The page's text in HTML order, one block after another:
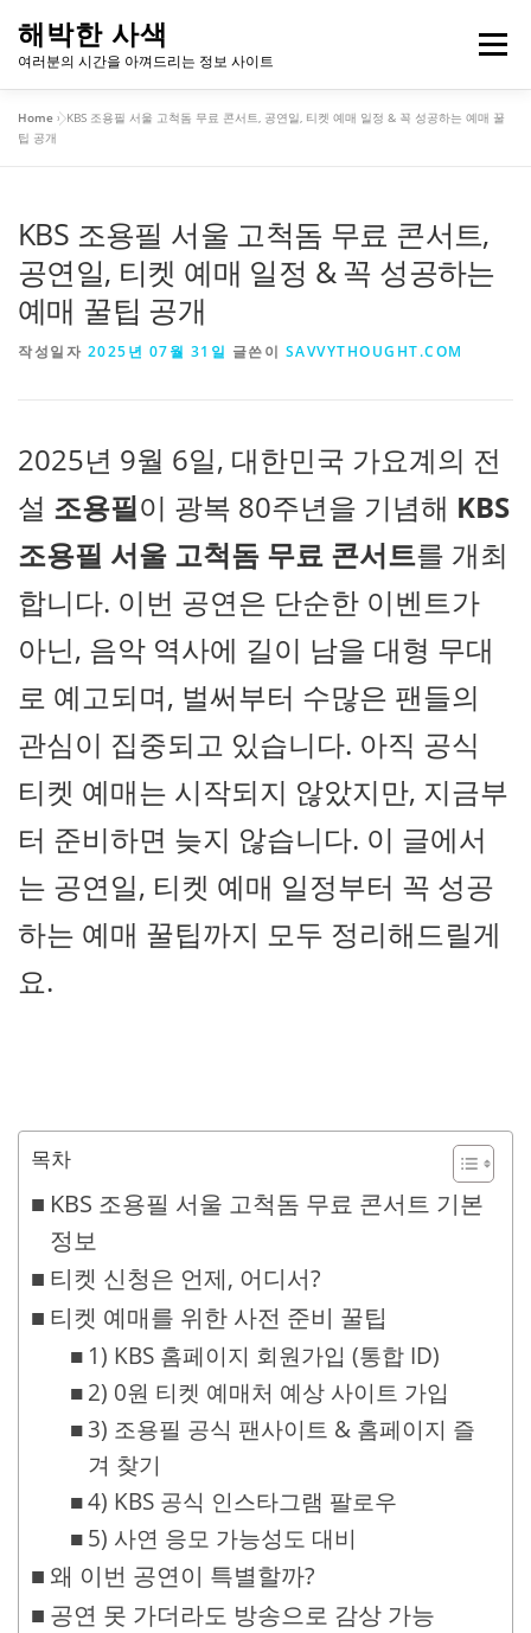
로
해박한 사색
여러분의 시간을 아껴드리는 정보 사이트
메뉴
개인정보처리방침
Home »KBS 조용필 서울 고척돔 무료 콘서트, 공연일, 티켓 예매 일정 & 꼭 성공하는 예매 꿀
팁 공개
KBS 조용필 서울 고척돔 무료 콘서트,
공연일, 티켓 예매 일정 & 꼭 성공하는
예매 꿀팁 공개
작성일자 2025년 07월 31일 글쓴이 SAVVYTHOUGHT.COM
2025년 9월 6일, 대한민국 가요계의 전
설 조용필이 광복 80주년을 기념해 KBS
조용필 서울 고척돔 무료 콘서트를 개최
합니다. 이번 공연은 단순한 이벤트가
아닌, 음악 역사에 길이 남을 대형 무대
로 예고되며, 벌써부터 수많은 팬들의
관심이 집중되고 있습니다. 아직 공식
티켓 예매는 시작되지 않았지만, 지금부
터 준비하면 늦지 않습니다. 이 글에서
는 공연일, 티켓 예매 일정부터 꼭 성공
하는 예매 꿀팁까지 모두 정리해드릴게
요.
목차
KBS 조용필 서울 고척돔 무료 콘서트 기본
정보
티켓 신청은 언제, 어디서?
티켓 예매를 위한 사전 준비 꿀팁
1) KBS 홈페이지 회원가입 (통합 ID)
2) 0원 티켓 예매처 예상 사이트 가입
3) 조용필 공식 팬사이트 & 홈페이지 즐
겨 찾기
4) KBS 공식 인스타그램 팔로우
5) 사연 응모 가능성도 대비
왜 이번 공연이 특별할까?
공연 못 가더라도 방송으로 감상 가능